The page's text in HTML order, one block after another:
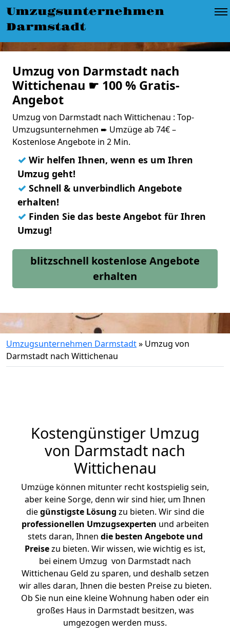
Umzugsunternehmen
Darmstadt
Umzug von Darmstadt nach
Wittichenau ☛ 100 % Gratis-
Angebot
Umzug von Darmstadt nach Wittichenau : Top-
Umzugsunternehmen ➨ Umzüge ab 74€ –
Kostenlose Angebote in 2 Min.
✓ Wir helfen Ihnen, wenn es um Ihren
Umzug geht!
✓ Schnell & unverbindlich Angebote
erhalten!
✓ Finden Sie das beste Angebot für Ihren
Umzug!
blitzschnell kostenlose Angebote
erhalten
Umzugsunternehmen Darmstadt» Umzug von
Darmstadt nach Wittichenau
Kostengünstiger Umzug
von Darmstadt nach
Wittichenau
Umzüge können mitunter recht kostspielig sein,
aber keine Sorge, denn wir sind hier, um Ihnen
diegünstigste Lösung zu bieten. Wir sind die
professionellen Umzugsexperten und arbeiten
stets daran, Ihnen die besten Angebote und
Preisezu bieten. Wir wissen, wie wichtig es ist,
bei einem Umzug von Darmstadt nach
Wittichenau Geld zu sparen, und deshalb setzen
wir alles daran, Ihnen die besten Preise zu bieten.
Ob Sie nun eine kleine Wohnung haben oder ein
großes Haus in Darmstadt besitzen, was
umgezogen werden muss.